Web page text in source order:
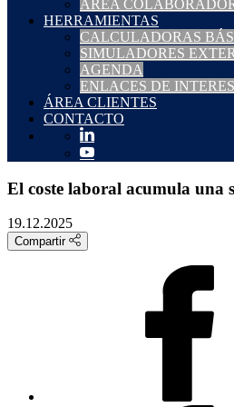
ÁREA
HERRAMIENTAS
CALCULADORAS
SIMULADORES
AGENDA
ENLACES DE INTERES
ÁREA CLIENTES
CONTACTO
El coste laboral acumula una
19.12.2025
Compartir